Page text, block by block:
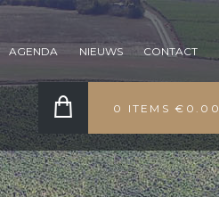
AGENDA NIEUWS CONTACT
0 ITEMS €0.00